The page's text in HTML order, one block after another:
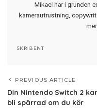
Mikael har i grunden
kamerautrustning,
SKRIBENT
PREVIOUS ARTICLE
Din Nintendo Switch 2
bli spärrad om du kör